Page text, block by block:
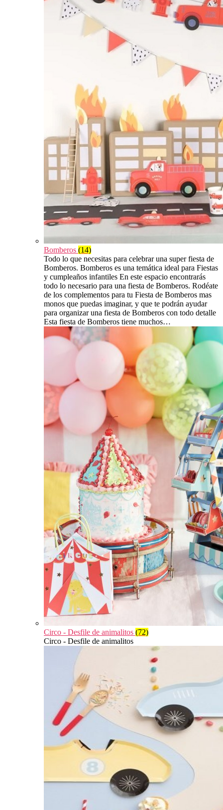
Bomberos (14)
Todo lo que necesitas para celebrar una super fiesta de
Bomberos. Bomberos es una temática ideal para Fiestas
y cumpleaños infantiles En este espacio encontrarás
todo lo necesario para una fiesta de Bomberos. Rodéate
de los complementos para tu Fiesta de Bomberos mas
monos que puedas imaginar, y que te podrán ayudar
para organizar una fiesta de Bomberos con todo detalle
Esta fiesta de Bomberos tiene muchos…
Circo - Desfile de animalitos (72)
Circo - Desfile de animalitos